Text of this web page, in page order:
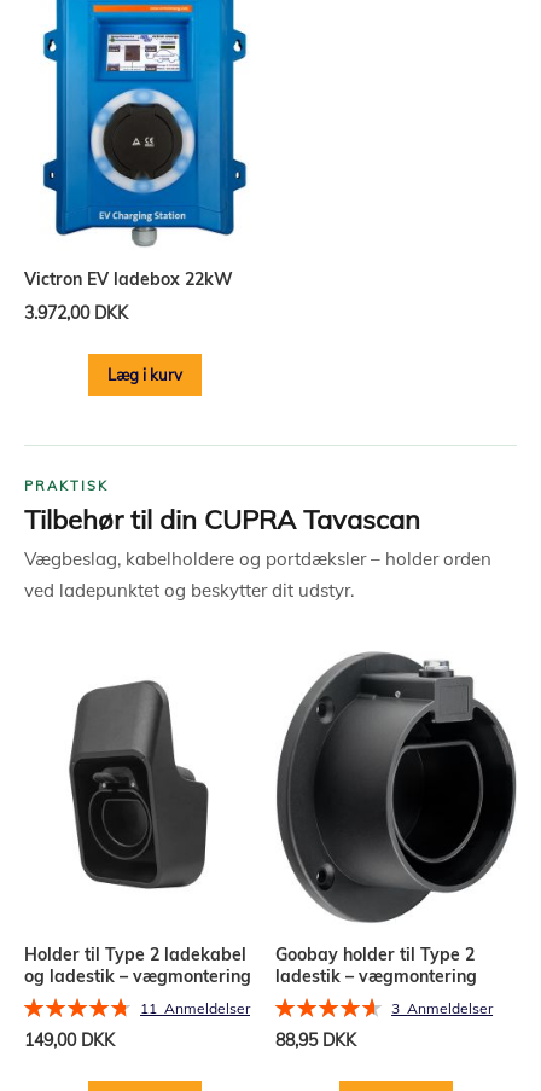
Victron EV ladebox 22kW
3.972,00 DKK
Læg i kurv
PRAKTISK
Tilbehør til din CUPRA Tavascan
Vægbeslag, kabelholdere og portdæksler – holder orden
ved ladepunktet og beskytter dit udstyr.
Holder til Type 2 ladekabel
og ladestik – vægmontering
Bedømmelse:
11 Anmeldelser
149,00 DKK
Goobay holder til Type 2
ladestik – vægmontering
Bedømmelse:
3Anmeldelser
88,95 DKK